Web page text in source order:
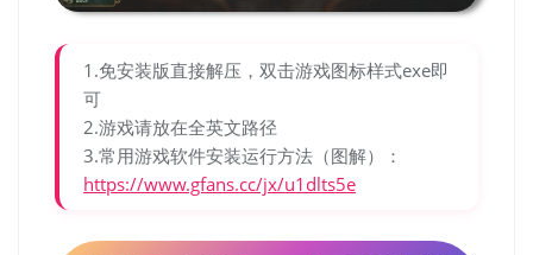
1.免安装版直接解压，双击游戏图标样式exe即
可
2.游戏请放在全英文路径
3.常用游戏软件安装运行方法（图解）：
https://www.gfans.cc/jx/u1dlts5e